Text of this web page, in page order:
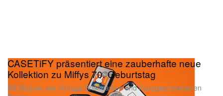
CASETiFY präsentiert eine zauberhafte neue
Kollektion zu Miffys 70. Geburtstag
Mit Motiven wie Vintage-Briefmarken und handgeschriebenen